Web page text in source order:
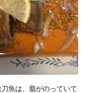
魚は、脂がのっていて